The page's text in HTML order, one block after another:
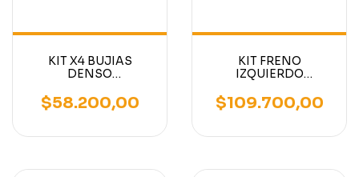
KIT X4 BUJIAS
DENSO
MOTORES NISSAN
K15-K21-K25
$58.200,00
KIT FRENO
IZQUIERDO
MITSUBISHI - TCM -
NISSAN
$109.700,00